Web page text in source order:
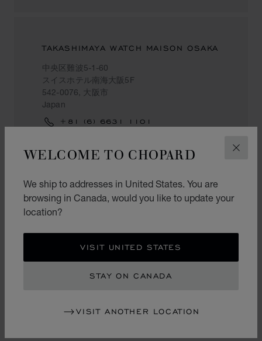
WELCOME TO CHOPARD
We ship to addresses in United States. You are
browsing in Canada, would you like to update your
location?
VISIT UNITED STATES
STAY ON CANADA
VISIT ANOTHER LOCATION
TAKASHIMAYA WATCH MAISON OSAKA
中央区難波5-1-60
スイスホテル南海大阪5F
542-0076, 大阪市
Japan
+81 (6) 6631 1101
守口市